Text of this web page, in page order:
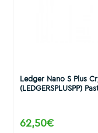
Ledger Nano S Plus
(LEDGERSPLUSPP)
62,50€